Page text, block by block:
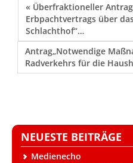
NEUESTE BEITRÄGE
Medienecho
« Überfraktioneller
Erbpachtvertrags über
Schlachthof“…
Antrag„Notwendige
Radverkehrs für die